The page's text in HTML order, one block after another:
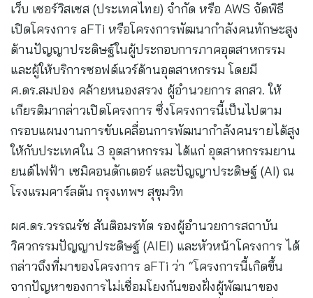
เว็บ เซอร์วิสเซส (ประเทศไทย) จำกัด หรือ AWS จัดพิธี
เปิดโครงการ aFTi หรือโครงการพัฒนากำลังคนทักษะสูง
ด้านปัญญาประดิษฐ์ในผู้ประกอบการภาคอุตสาหกรรม
และผู้ให้บริการซอฟต์แวร์ด้านอุตสาหกรรม โดยมี
ศ.ดร.สมปอง คล้ายหนองสรวง ผู้อำนวยการ สกสว. ให้
เกียรติมากล่าวเปิดโครงการ ซึ่งโครงการนี้เป็นไปตาม
กรอบแผนงานการขับเคลื่อนการพัฒนากำลังคนรายได้สูง
ให้กับประเทศใน 3 อุตสาหกรรม ได้แก่ อุตสาหกรรมยาน
ยนต์ไฟฟ้า เซมิคอนดักเตอร์ และปัญญาประดิษฐ์ (AI) ณ
โรงแรมคาร์ลตัน กรุงเทพฯ สุขุมวิท
ผศ.ดร.วรรณรัช สันติอมรทัต รองผู้อำนวยการสถาบัน
วิศวกรรมปัญญาประดิษฐ์ (AIEI) และหัวหน้าโครงการ ได้
กล่าวถึงที่มาของโครงการ aFTi ว่า “โครงการนี้เกิดขึ้น
จากปัญหาของการไม่เชื่อมโยงกันของฝั่งผู้พัฒนาของ